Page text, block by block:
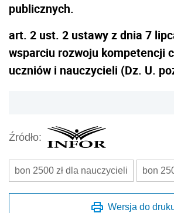
publicznych.
art. 2 ust. 2 ustawy z dnia 7
wsparciu rozwoju kompetencji
uczniów i nauczycieli (Dz. U.
Źródło:
bon 2500 zł dla nauczycieli bon
Wersja do